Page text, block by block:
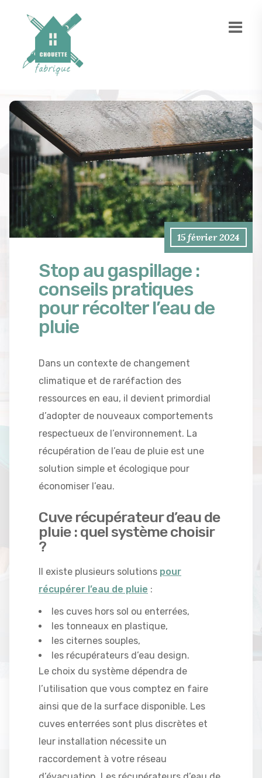
15 février 2024
Stop au gaspillage :
conseils pratiques
pour récolter l’eau de
pluie
Dans un contexte de changement
climatique et de raréfaction des
ressources en eau, il devient primordial
d’adopter de nouveaux comportements
respectueux de l’environnement. La
récupération de l’eau de pluie est une
solution simple et écologique pour
économiser l’eau.
Cuve récupérateur d’eau de
pluie : quel système choisir
?
Il existe plusieurs solutions pour
récupérer l’eau de pluie :
les cuves hors sol ou enterrées,
les tonneaux en plastique,
les citernes souples,
les récupérateurs d’eau design.
Le choix du système dépendra de
l’utilisation que vous comptez en faire
ainsi que de la surface disponible. Les
cuves enterrées sont plus discrètes et
leur installation nécessite un
raccordement à votre réseau